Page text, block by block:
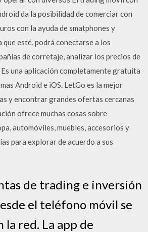
da la posibilidad de comerciar con
con la ayuda de smatphones y
esté, podrá conectarse a los
de corretaje, analizar los precios de
una aplicación completamente gratuita
Android e iOS. LetGo es la mejor
y encontrar grandes ofertas cercanas
ofrece muchas cosas sobre
automóviles, muebles, accesorios y
para explorar de acuerdo a sus
de trading e inversión
el teléfono móvil se
red. La app de